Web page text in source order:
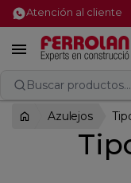
Atención al cliente

Buscar productos...
Azulejos